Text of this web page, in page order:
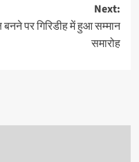
Next:
बनने पर गिरिडीह में हुआ सम्मान
समारोह